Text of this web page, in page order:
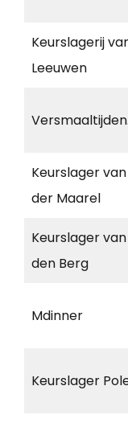
Keurslagerij
Leeuwen
Keurslager van
der Maarel
Keurslager van
den Berg
Mdinner
Keurslager